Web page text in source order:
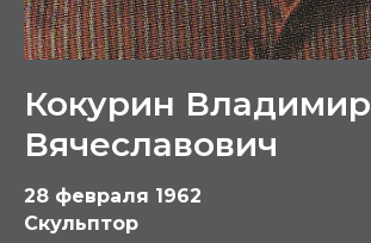
Кокурин Владимир
Вячеславович
28 февраля 1962
Скульптор